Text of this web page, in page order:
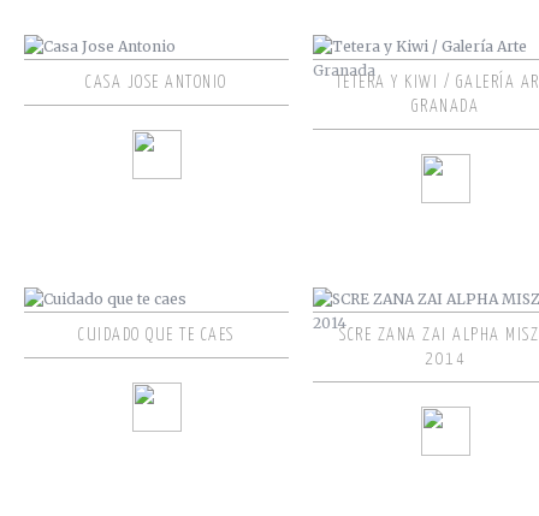
CASA JOSE ANTONIO
TETERA Y KIWI / GALERÍA
GRANADA
CUIDADO QUE TE CAES
SCRE ZANA ZAI ALPHA
2014